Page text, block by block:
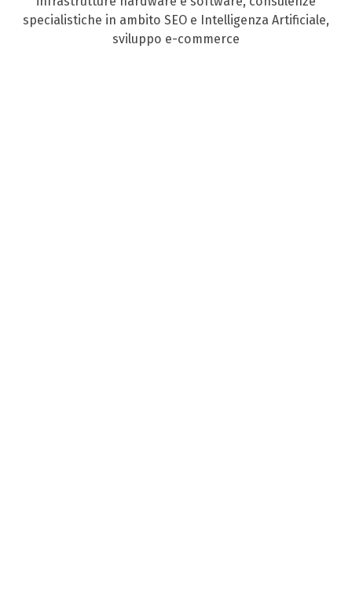
specialistiche in ambito SEO e Intelligenza Artificiale,
sviluppo e-commerce